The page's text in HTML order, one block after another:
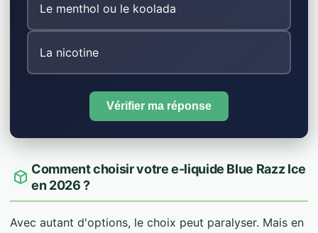
Le menthol ou le koolada
La nicotine
Vérifier ma réponse
Comment choisir votre e-liquide Blue Razz Ice
en 2026 ?
Avec autant d'options, le choix peut paralyser. Mais en